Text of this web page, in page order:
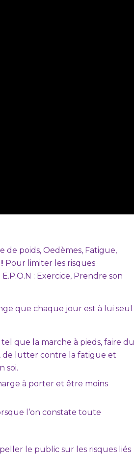
de poids, Oedèmes, Fatigue,
Pour limiter les risques
: Exercice, Prendre son
que chaque jour est à lui seul
que la marche à pieds, faire du
de lutter contre la fatigue et
soi.
à porter et être moins
l’on constate toute
le public sur les risques liés